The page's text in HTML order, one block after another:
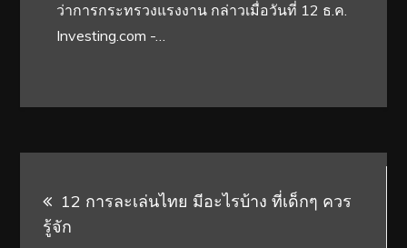
ว่าการกระทรวงแรงงาน กล่าวเมื่อวันที่ 12 ธ.ค.
Investing.com -…
navigation
12 การละเล่นไทย มีอะไรบ้าง ที่เด็กๆ ควร
รู้จัก